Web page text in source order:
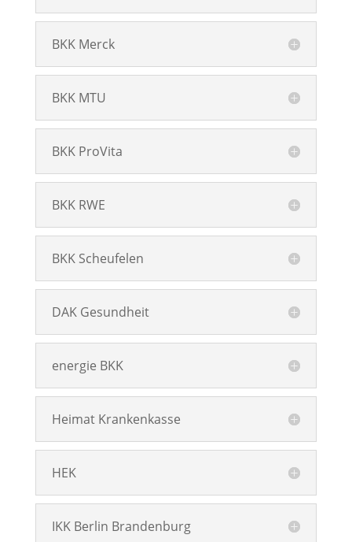
BKK Merck
BKK MTU
BKK ProVita
BKK RWE
BKK Scheufelen
DAK Gesundheit
energie BKK
Heimat Krankenkasse
HEK
IKK Berlin Brandenburg